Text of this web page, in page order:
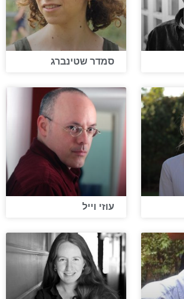
סמדר שטינברג
עוזי וייל